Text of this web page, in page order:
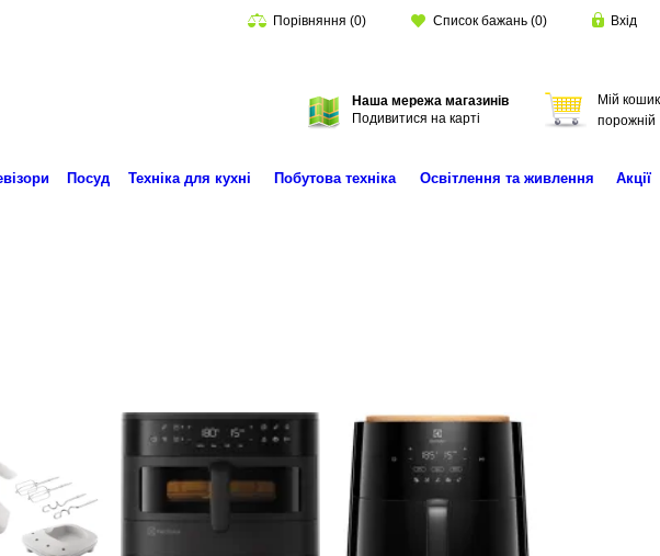
Порівняння (0) Список бажань (0) Вхід
Наша мережа магазинів
Подивитися на карті
Мій кошик
порожній
Посуд Техніка для кухні Побутова техніка Освітлення та живлення Акції